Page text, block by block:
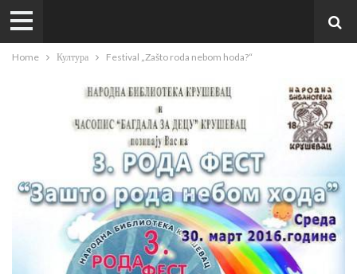
Home Култура Festival „Zašto roda nebom hoda?“